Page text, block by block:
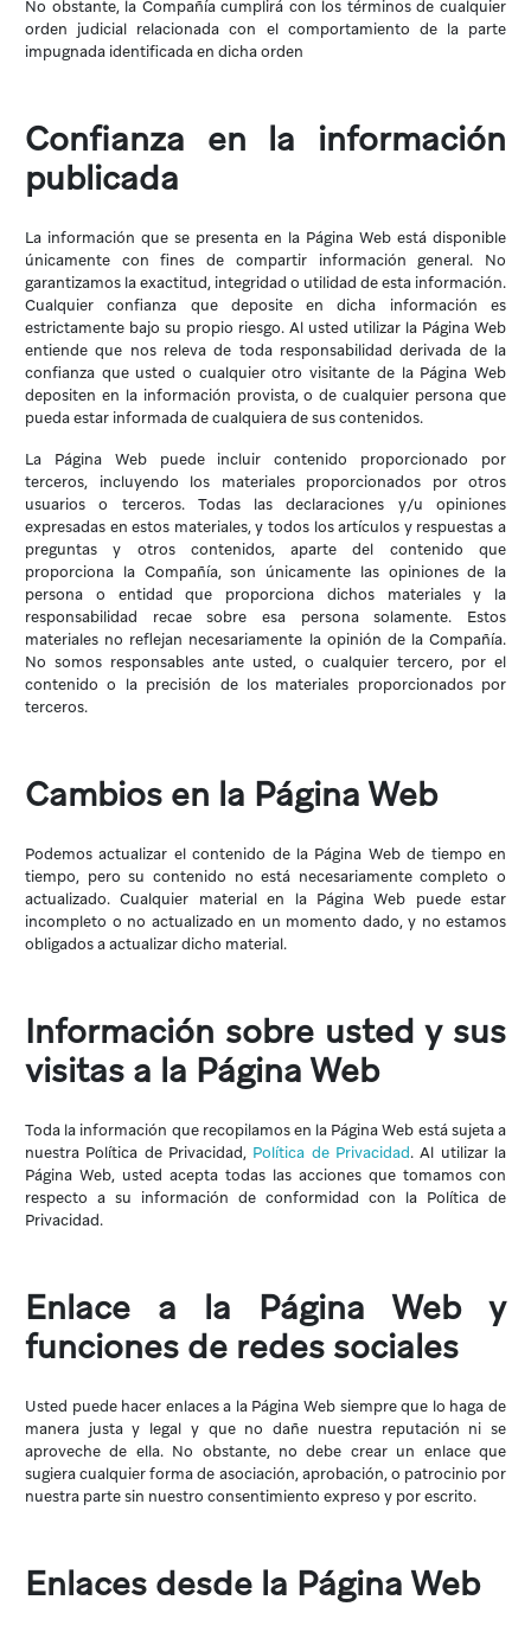
No obstante, la Compañía cumplirá con los términos de cualquier
orden judicial relacionada con el comportamiento de la parte
impugnada identificada en dicha orden
Confianza en la información
publicada
La información que se presenta en la Página Web está disponible
únicamente con fines de compartir información general. No
garantizamos la exactitud, integridad o utilidad de esta información.
Cualquier confianza que deposite en dicha información es
estrictamente bajo su propio riesgo. Al usted utilizar la Página Web
entiende que nos releva de toda responsabilidad derivada de la
confianza que usted o cualquier otro visitante de la Página Web
depositen en la información provista, o de cualquier persona que
pueda estar informada de cualquiera de sus contenidos.
La Página Web puede incluir contenido proporcionado por
terceros, incluyendo los materiales proporcionados por otros
usuarios o terceros. Todas las declaraciones y/u opiniones
expresadas en estos materiales, y todos los artículos y respuestas a
preguntas y otros contenidos, aparte del contenido que
proporciona la Compañía, son únicamente las opiniones de la
persona o entidad que proporciona dichos materiales y la
responsabilidad recae sobre esa persona solamente. Estos
materiales no reflejan necesariamente la opinión de la Compañía.
No somos responsables ante usted, o cualquier tercero, por el
contenido o la precisión de los materiales proporcionados por
terceros.
Cambios en la Página Web
Podemos actualizar el contenido de la Página Web de tiempo en
tiempo, pero su contenido no está necesariamente completo o
actualizado. Cualquier material en la Página Web puede estar
incompleto o no actualizado en un momento dado, y no estamos
obligados a actualizar dicho material.
Información sobre usted y sus
visitas a la Página Web
Toda la información que recopilamos en la Página Web está sujeta a
nuestra Política de Privacidad, Política de Privacidad. Al utilizar la
Página Web, usted acepta todas las acciones que tomamos con
respecto a su información de conformidad con la Política de
Privacidad.
Enlace a la Página Web y
funciones de redes sociales
Usted puede hacer enlaces a la Página Web siempre que lo haga de
manera justa y legal y que no dañe nuestra reputación ni se
aproveche de ella. No obstante, no debe crear un enlace que
sugiera cualquier forma de asociación, aprobación, o patrocinio por
nuestra parte sin nuestro consentimiento expreso y por escrito.
Enlaces desde la Página Web